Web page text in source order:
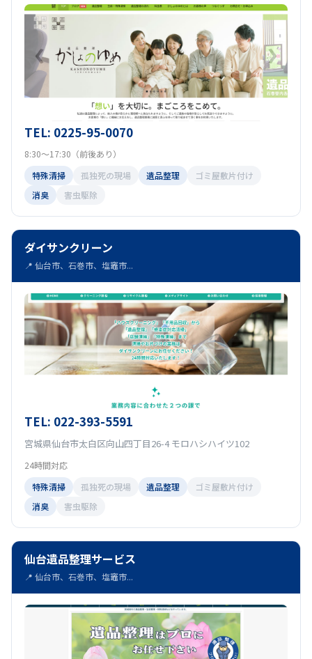
TEL: 0225-95-0070
8:30～17:30（前後あり）
特殊清掃
孤独死の現場 遺品整理
ゴミ屋敷片付け
消臭
害虫駆除
ダイサンクリーン
📍 仙台市、石巻市、塩竈市...
TEL: 022-393-5591
宮城県仙台市太白区向山四丁目26-4 モロハシハイツ102
24時間対応
特殊清掃
孤独死の現場 遺品整理
ゴミ屋敷片付け
消臭
害虫駆除
仙台遺品整理サービス
📍 仙台市、石巻市、塩竈市...